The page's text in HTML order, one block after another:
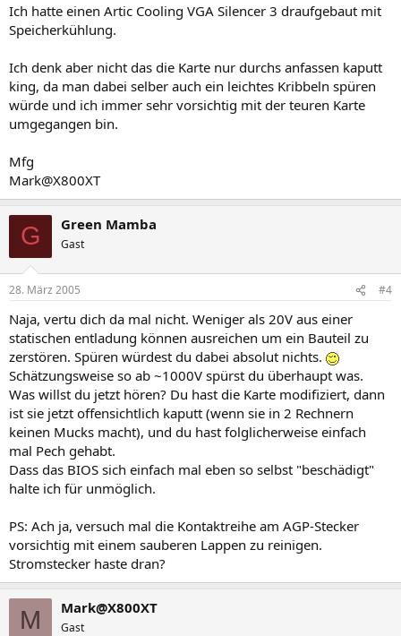
Ich hatte einen Artic Cooling VGA Silencer 3 draufgebaut mit
Speicherkühlung.
Ich denk aber nicht das die Karte nur durchs anfassen kaputt
king, da man dabei selber auch ein leichtes Kribbeln spüren
würde und ich immer sehr vorsichtig mit der teuren Karte
umgegangen bin.
Mfg
Mark@X800XT
G Green Mamba
Gast
28. März 2005 #4
Naja, vertu dich da mal nicht. Weniger als 20V aus einer
statischen entladung können ausreichen um ein Bauteil zu
zerstören. Spüren würdest du dabei absolut nichts.
Schätzungsweise so ab ~1000V spürst du überhaupt was.
Was willst du jetzt hören? Du hast die Karte modifiziert, dann
ist sie jetzt offensichtlich kaputt (wenn sie in 2 Rechnern
keinen Mucks macht), und du hast folglicherweise einfach
mal Pech gehabt.
Dass das BIOS sich einfach mal eben so selbst "beschädigt"
halte ich für unmöglich.
PS: Ach ja, versuch mal die Kontaktreihe am AGP-Stecker
vorsichtig mit einem sauberen Lappen zu reinigen.
Stromstecker haste dran?
M Mark@X800XT
Gast